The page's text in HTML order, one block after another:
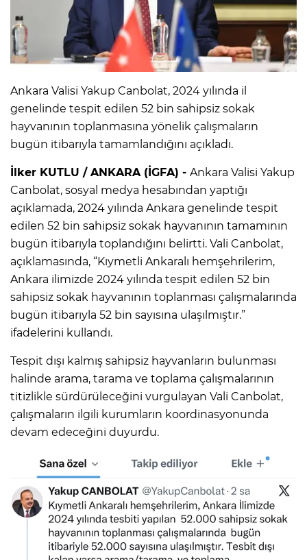
Ankara Valisi Yakup Canbolat, 2024 yılında il
genelinde tespit edilen 52 bin sahipsiz sokak
hayvanının toplanmasına yönelik çalışmaların
bugün itibarıyla tamamlandığını açıkladı.
İlker KUTLU / ANKARA (İGFA) - Ankara Valisi Yakup
Canbolat, sosyal medya hesabından yaptığı
açıklamada, 2024 yılında Ankara genelinde tespit
edilen 52 bin sahipsiz sokak hayvanının tamamının
bugün itibarıyla toplandığını belirtti. Vali Canbolat,
açıklamasında, “Kıymetli Ankaralı hemşehrilerim,
Ankara ilimizde 2024 yılında tespit edilen 52 bin
sahipsiz sokak hayvanının toplanması çalışmalarında
bugün itibarıyla 52 bin sayısına ulaşılmıştır.”
ifadelerini kullandı.
Tespit dışı kalmış sahipsiz hayvanların bulunması
halinde arama, tarama ve toplama çalışmalarının
titizlikle sürdürüleceğini vurgulayan Vali Canbolat,
çalışmaların ilgili kurumların koordinasyonunda
devam edeceğini duyurdu.